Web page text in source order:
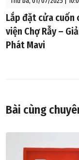
Lắp đặt cửa cuốn
viện Chợ Rẫy –
Phát Mavi
Bài cùng